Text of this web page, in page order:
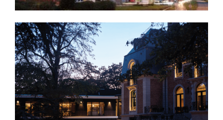
Découvrir
RÉSIDENCE ROGER BOUVIER À HALLUIN POUR LE
LOT MÉTALLERIE - SERRURERIE
Nos références de chantiers